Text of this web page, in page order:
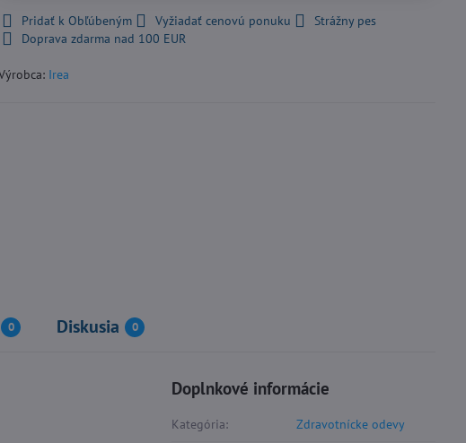
Pridať k Obľúbeným Vyžiadať cenovú ponuku
Strážny pes
Doprava zdarma nad 100 EUR
Irea
0 Diskusia 0
Doplnkové informácie
Kategória: Zdravotnícke odevy